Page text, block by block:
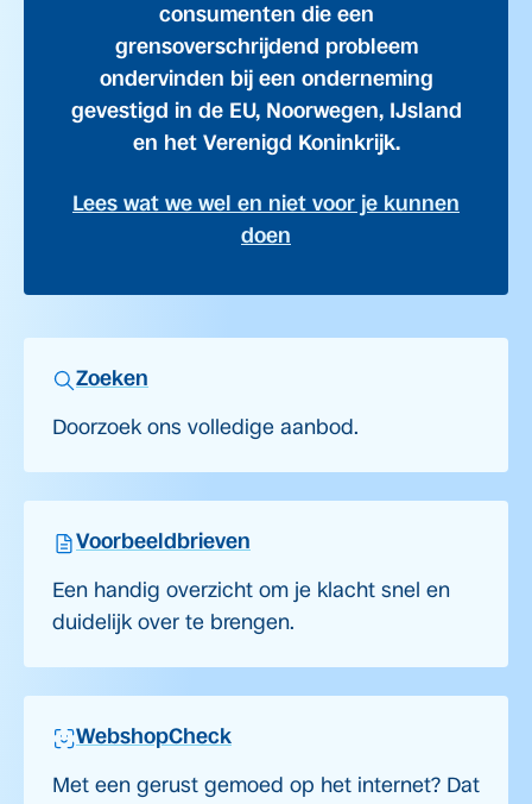
consumenten die een
grensoverschrijdend probleem
ondervinden bij een onderneming
gevestigd in de EU, Noorwegen, IJsland
en het Verenigd Koninkrijk.
Lees wat we wel en niet voor je kunnen
doen
Zoeken
Doorzoek ons volledige aanbod.
Voorbeeldbrieven
Een handig overzicht om je klacht snel en
duidelijk over te brengen.
WebshopCheck
Met een gerust gemoed op het internet? Dat